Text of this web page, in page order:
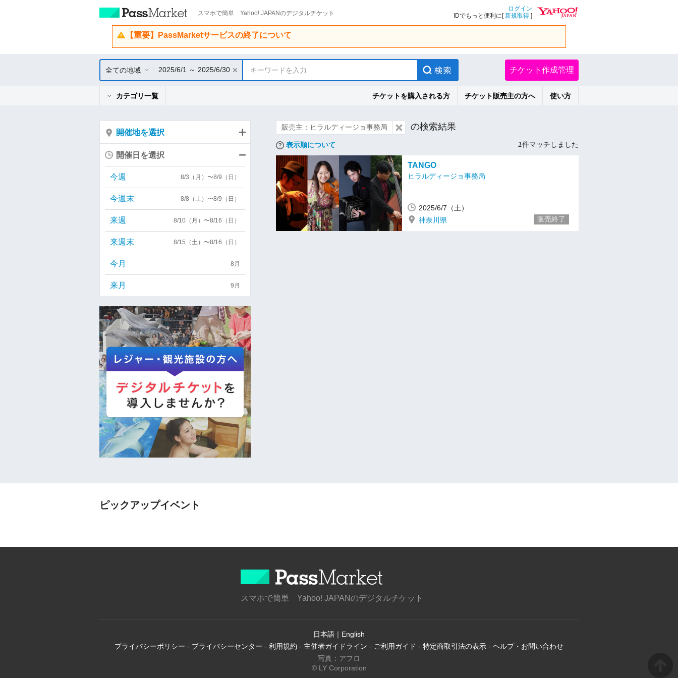
スマホで簡単 Yahoo! JAPANのデジタルチケット
ログイン
IDでもっと便利に[新規取得 ]
【重要】PassMarketサービスの終了について
全ての地域 2025/6/1 ～ 2025/6/30 キーワードを入力 チケット作成管理
カテゴリ一覧 チケットを購入される方 チケット販売主の方へ 使い方
販売主：ヒラルディージョ事務局 の検索結果
表示順について 1件マッチしました
TANGO
ヒラルディージョ事務局
2025/6/7（土）
神奈川県
販売終了
開催地を選択
開催日を選択
今週 8/3（月）〜8/9（日）
今週末 8/8（土）〜8/9（日）
来週 8/10（月）〜8/16（日）
来週末 8/15（土）〜8/16（日）
今月 8月
来月 9月
ピックアップイベント
スマホで簡単 Yahoo! JAPANのデジタルチケット
日本語 ｜ English
プライバシーポリシー - プライバシーセンター - 利用規約 - 主催者ガイドライン - ご利用ガイド - 特定商取引法の表示 - ヘルプ・お問い合わせ
写真：アフロ
© LY Corporation